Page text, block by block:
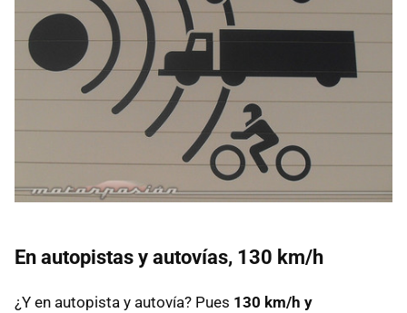
En autopistas y autovías, 130 km/h
¿Y en autopista y autovía? Pues 130 km/h y